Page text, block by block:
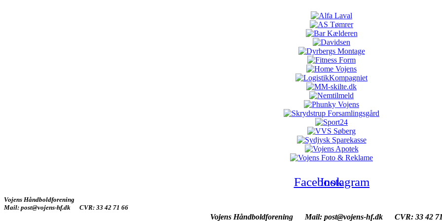
FacebookInstagram
Vojens Håndboldforening
Mail: post@vojens-hf.dk CVR: 33 42 71 66
Vojens Håndboldforening Mail: post@vojens-hf.dk CVR: 33 42